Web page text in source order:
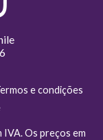
e condições
IVA. Os preços em